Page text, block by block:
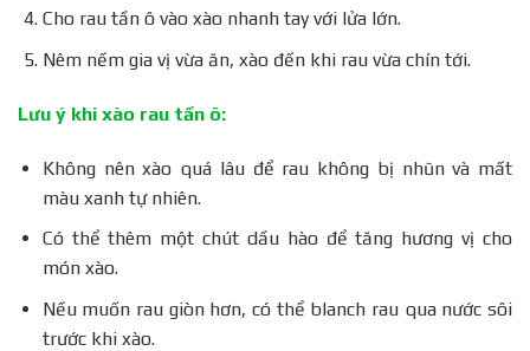
Cho rau tần ô vào xào nhanh tay với lửa lớn.
Nêm nếm gia vị vừa ăn, xào đến khi rau vừa chín tới.
Lưu ý khi xào rau tần ô:
Không nên xào quá lâu để rau không bị nhũn và mất
màu xanh tự nhiên.
Có thể thêm một chút dầu hào để tăng hương vị cho
món xào.
Nếu muốn rau giòn hơn, có thể blanch rau qua nước sôi
trước khi xào.